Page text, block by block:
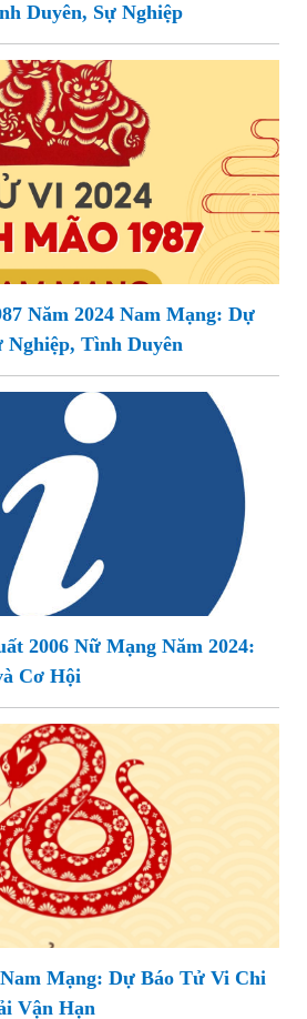
Duyên, Sự Nghiệp
Năm 2024 Nam Mạng: Dự
Nghiệp, Tình Duyên
2006 Nữ Mạng Năm 2024:
Cơ Hội
Mạng: Dự Báo Tử Vi Chi
Vận Hạn